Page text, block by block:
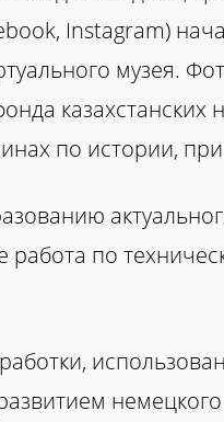
Instagram)
музея.
по истории,
по